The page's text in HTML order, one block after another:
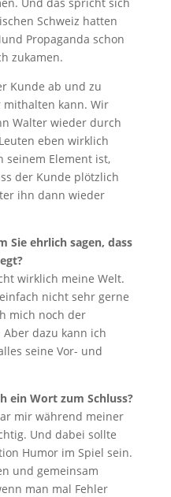
Schweiz hatten
Propaganda schon
zukamen.
Kunde ab und zu
mithalten kann. Wir
Walter wieder durch
eben wirklich
seinem Element ist,
der Kunde plötzlich
ihn dann wieder
Sie ehrlich sagen, dass
wirklich meine Welt.
nicht sehr gerne
mich noch der
dazu kann ich
seine Vor- und
ein Wort zum Schluss?
mir während meiner
Und dabei sollte
Humor im Spiel sein.
und gemeinsam
man mal Fehler